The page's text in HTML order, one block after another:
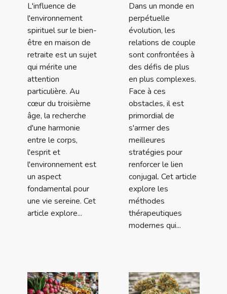
L'influence de
l'environnement
spirituel sur le bien-
être en maison de
retraite est un sujet
qui mérite une
attention
particulière. Au
cœur du troisième
âge, la recherche
d'une harmonie
entre le corps,
l'esprit et
l'environnement est
un aspect
fondamental pour
une vie sereine. Cet
article explore...
Dans un monde en
perpétuelle
évolution, les
relations de couple
sont confrontées à
des défis de plus
en plus complexes.
Face à ces
obstacles, il est
primordial de
s'armer des
meilleures
stratégies pour
renforcer le lien
conjugal. Cet article
explore les
méthodes
thérapeutiques
modernes qui...